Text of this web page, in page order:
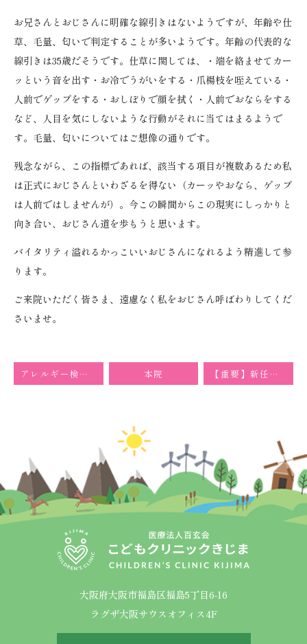
お兄さんとおじさんに明確な線引きはないようですが、年齢や仕
草、毛量、匂いで判定することが多いようです。年齢の代表的な
線引きは35歳だそうです。仕草に関しては、・端を絡ませてカー
ッという音を出す・お冷でうがいをする・爪楊枝を咥えている・
人前でゲップをする・おしぼりで顔を拭く・人前でおならをする
など、人目を気にしないような行動がそれに当てはまるようで
す。毛量、匂いについてはご想像の通りです。
残念ながら、この指標であれば、該当する項目が複数あるため私
は正式におじさんといわざるを得ない（カーッやおなら、ゲップ
は人前ではしませんが）。今この瞬間からこの現実にしっかりと
向き合い、おじさん道を歩もうと思います。
バイタリティ溢れるかっこいいおじさんになれるよう精進して参
ります。
ご来院いただく皆さま、遠慮なく私をおじさん呼ばわりしてくだ
さいませ。
アレルギー検査のご紹介 本院 【重要】新任医師着任と診療時間変更のお知らせ
大阪府大阪市福島区福島5丁目6-16
ラグザ大阪サウスオフィス4F